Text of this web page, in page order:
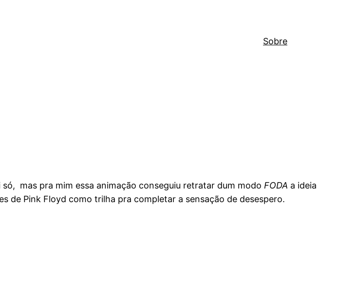
Sobre
mas pra mim essa animação conseguiu retratar dum modo FODA a ideia
de Pink Floyd como trilha pra completar a sensação de desespero.